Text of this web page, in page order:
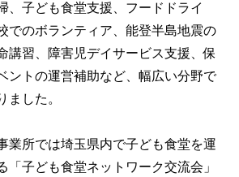
、子ども食堂支援、フードドライ
でのボランティア、能登半島地震の
講習、障害児デイサービス支援、保
ントの運営補助など、幅広い分野で
ました。
業所では埼玉県内で子ども食堂を運
「子ども食堂ネットワーク交流会」